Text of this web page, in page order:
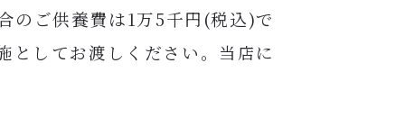
のご供養費は1万5千円(税込)で
としてお渡しください。当店に